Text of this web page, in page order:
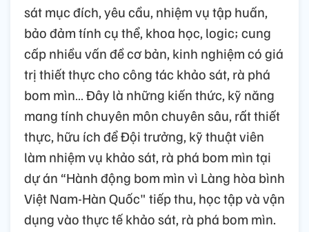
sát mục đích, yêu cầu, nhiệm vụ tập huấn,
bảo đảm tính cụ thể, khoa học, logic; cung
cấp nhiều vấn đề cơ bản, kinh nghiệm có giá
trị thiết thực cho công tác khảo sát, rà phá
bom mìn… Đây là những kiến thức, kỹ năng
mang tính chuyên môn chuyên sâu, rất thiết
thực, hữu ích để Đội trưởng, kỹ thuật viên
làm nhiệm vụ khảo sát, rà phá bom mìn tại
dự án “Hành động bom mìn vì Làng hòa bình
Việt Nam-Hàn Quốc" tiếp thu, học tập và vận
dụng vào thực tế khảo sát, rà phá bom mìn.